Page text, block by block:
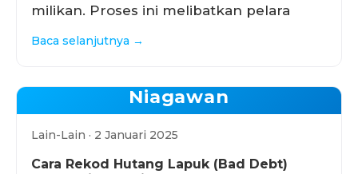
milikan. Proses ini melibatkan pelara
Baca selanjutnya →
Niagawan
Lain-Lain · 2 Januari 2025
Cara Rekod Hutang Lapuk (Bad Debt)